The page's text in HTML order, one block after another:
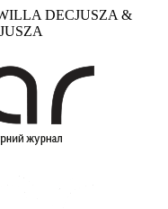
DECJUSZA &